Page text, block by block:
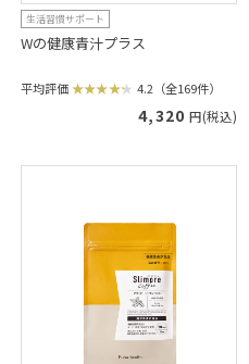
生活習慣サポート
Wの健康青汁プラス
平均評価 4.2（全169件）
4,320 円(税込)